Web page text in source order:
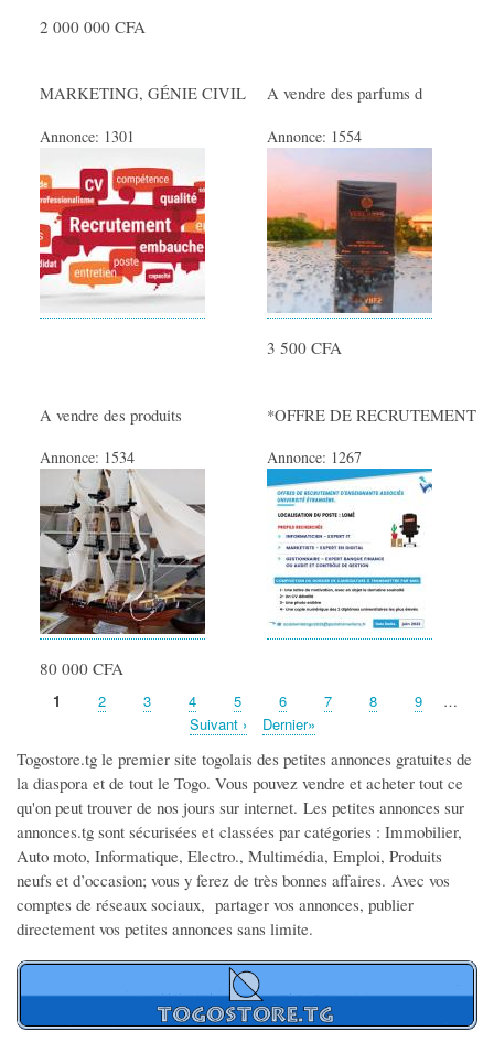
2 000 000 CFA
MARKETING, GÉNIE CIVIL
Annonce: 1301
A vendre des parfums d
Annonce: 1554
3 500 CFA
A vendre des produits
Annonce: 1534
80 000 CFA
*OFFRE DE RECRUTEMENT
Annonce: 1267
Page
1 Page
2 Page
3 Page
4 Page
5 Page
6 Page
7 Page
8 Page
9
…
Page
Suivant ›
Dernière
Dernier»
Togostore.tg le premier site togolais des petites annonces gratuites de
la diaspora et de tout le Togo. Vous pouvez vendre et acheter tout ce
qu'on peut trouver de nos jours sur internet. Les petites annonces sur
annonces.tg sont sécurisées et classées par catégories : Immobilier,
Auto moto, Informatique, Electro., Multimédia, Emploi, Produits
neufs et d’occasion; vous y ferez de très bonnes affaires. Avec vos
comptes de réseaux sociaux, partager vos annonces, publier
directement vos petites annonces sans limite.